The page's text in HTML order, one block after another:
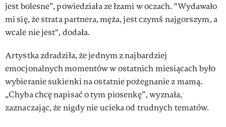
jest bolesne”, powiedziała ze łzami w oczach. "Wydawało
mi się, że strata partnera, męża, jest czymś najgorszym, a
wcale nie jest", dodała.
Artystka zdradziła, że jednym z najbardziej
emocjonalnych momentów w ostatnich miesiącach było
wybieranie sukienki na ostatnie pożegnanie z mamą.
„Chyba chcę napisać o tym piosenkę”, wyznała,
zaznaczając, że nigdy nie ucieka od trudnych tematów.